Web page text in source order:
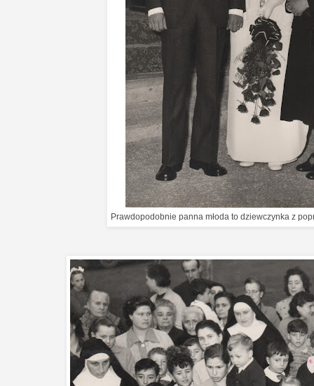
Prawdopodobnie panna młoda to dziewczynka z